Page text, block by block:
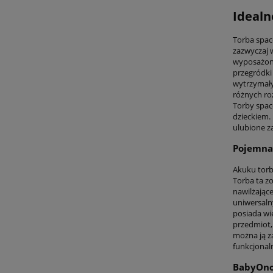
Torba
zazwyczaj
różnych
Torby
ulubione
Akuku
Torba ta
posiada
można ją